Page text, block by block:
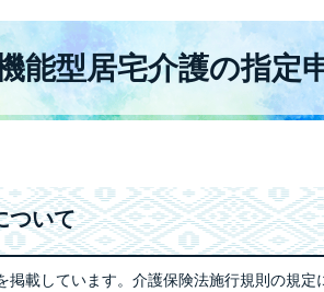
能型居宅介護の指定
ついて
掲載しています。介護保険法施行規則の規定